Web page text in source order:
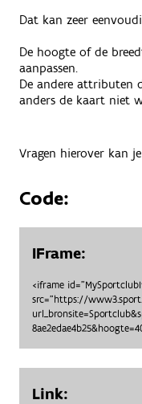
Dat kan zeer
De hoogte of de
aanpassen.
De andere attributen
anders de kaart niet
Vragen hierover kan
Code:
IFrame:
<iframe
src="https://
Link: